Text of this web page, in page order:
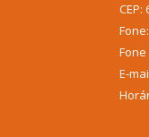
CEP:
Fone
E-